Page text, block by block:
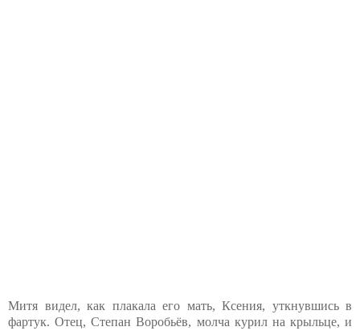
Митя видел, как плакала его мать, Ксения, уткнувшись в
фартук. Отец, Степан Воробьёв, молча курил на крыльце, и